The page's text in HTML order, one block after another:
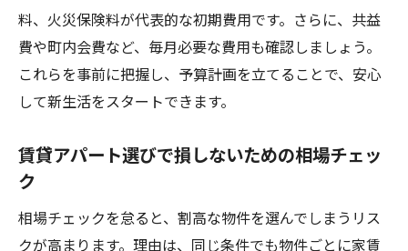
料、火災保険料が代表的な初期費用です。さらに、共益
費や町内会費など、毎月必要な費用も確認しましょう。
これらを事前に把握し、予算計画を立てることで、安心
して新生活をスタートできます。
賃貸アパート選びで損しないための相場チェッ
ク
相場チェックを怠ると、割高な物件を選んでしまうリス
クが高まります。理由は、同じ条件でも物件ごとに家賃